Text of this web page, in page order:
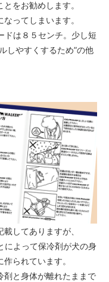
をお勧めします。
ってしまいます。
ドは８５センチ。少し短
しやすくするため”の他
してありますが、
によって保冷剤が犬の身
られています。
剤と身体が離れたままで